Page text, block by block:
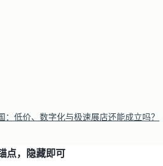
低价、数字化与极速展店还能成立吗？
点，隐藏即可